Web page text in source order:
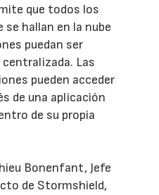
que todos los
hallan en la nube
puedan ser
Las
pueden acceder
de una aplicación
de su propia
Bonenfant, Jefe
de Stormshield,